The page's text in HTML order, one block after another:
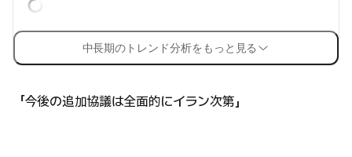
中長期のトレンド分析をもっと見る
「今後の追加協議は全面的にイラン次第」